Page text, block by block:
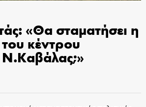
«Θα σταματήσει η
του κέντρου
Ν.Καβάλας;»